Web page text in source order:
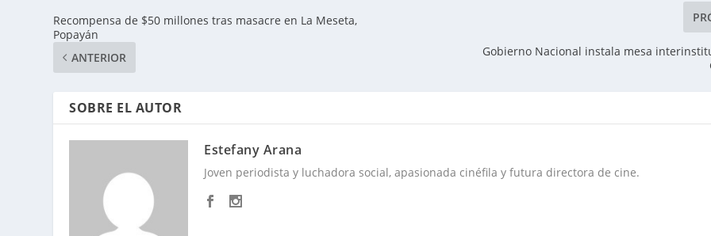
Recompensa de $50 millones tras masacre en La Meseta,
Popayán
ANTERIOR
Gobierno Nacional instala mesa
SOBRE EL AUTOR
Estefany Arana
Joven periodista y luchadora social, apasionada cinéfila y futura directora de cine.